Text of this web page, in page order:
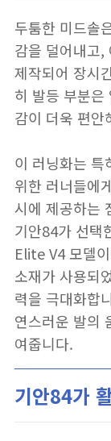
두툼한 미드솔
감을 덜어내고,
제작되어 장시
히 발등 부분은
감이 더욱 편안
이 러닝화는 특
위한 러너들에
시에 제공하는
기안84가 선택
Elite V4 모델
소재가 사용되
력을 극대화합
연스러운 발의
여줍니다.
기안84가